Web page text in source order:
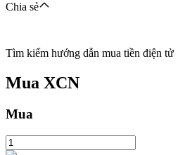
Chia sẻ
Tìm kiếm hướng dẫn mua tiền điện tử
Mua XCN
Mua